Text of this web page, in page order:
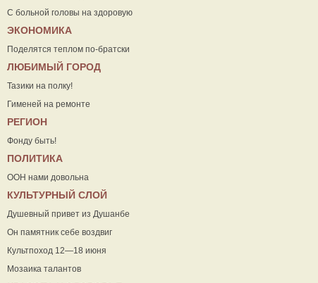
С больной головы на здоровую
ЭКОНОМИКА
Поделятся теплом по-братски
ЛЮБИМЫЙ ГОРОД
Тазики на полку!
Гименей на ремонте
РЕГИОН
Фонду быть!
ПОЛИТИКА
ООН нами довольна
КУЛЬТУРНЫЙ СЛОЙ
Душевный привет из Душанбе
Он памятник себе воздвиг
Культпоход 12—18 июня
Мозаика талантов